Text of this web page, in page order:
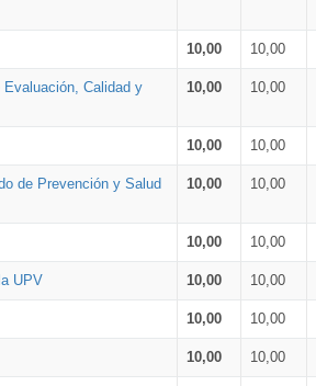
10,00 10,00
Calidad y
10,00 10,00
10,00 10,00
de Prevención y Salud
10,00 10,00
10,00 10,00
UPV 10,00 10,00
10,00 10,00
10,00 10,00